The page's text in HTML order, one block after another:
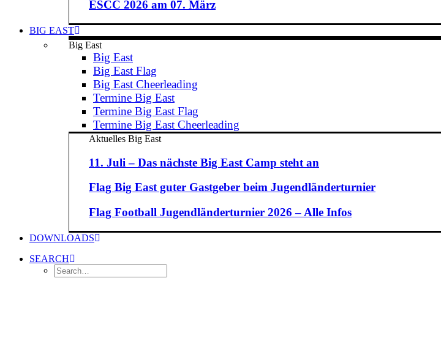
ESCC 2026 am 07. März
BIG EAST
Big East
Big East
Big East Flag
Big East Cheerleading
Termine Big East
Termine Big East Flag
Termine Big East Cheerleading
Aktuelles Big East
11. Juli – Das nächste Big East Camp steht an
Flag Big East guter Gastgeber beim Jugendländerturnier
Flag Football Jugendländerturnier 2026 – Alle Infos
DOWNLOADS
SEARCH